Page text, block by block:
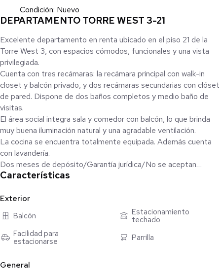
Condición: Nuevo
DEPARTAMENTO TORRE WEST 3-21
Excelente departamento en renta ubicado en el piso 21 de la
Torre West 3, con espacios cómodos, funcionales y una vista
privilegiada.
Cuenta con tres recámaras: la recámara principal con walk-in
closet y balcón privado, y dos recámaras secundarias con clóset
de pared. Dispone de dos baños completos y medio baño de
visitas.
El área social integra sala y comedor con balcón, lo que brinda
muy buena iluminación natural y una agradable ventilación.
La cocina se encuentra totalmente equipada. Además cuenta
con lavandería.
Dos meses de depósito/Garantía jurídica/No se aceptan
mascotas/No se aceptan estudiantes
Alberca
Seis áreas de asadores
French room
Lounge con mesa de billar
Fitness center
Área de juegos para niños
Características
Exterior
Balcón
Estacionamiento
techado
Facilidad para
estacionarse
Parrilla
General